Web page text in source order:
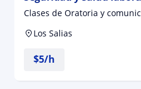
Clases de Oratoria y
Los Salias
$5/h